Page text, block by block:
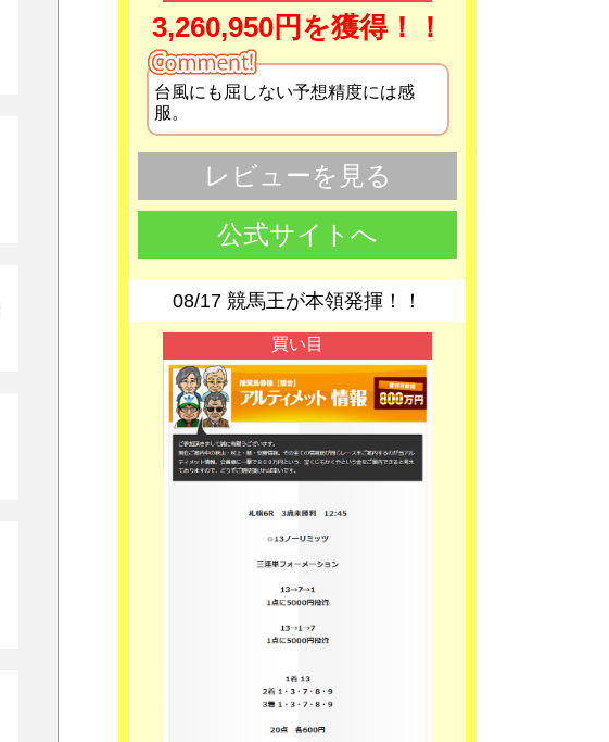
3,260,950円を獲得！！
台風にも屈しない予想精度には感
服。
レビューを見る
公式サイトへ
08/17 競馬王が本領発揮！！
買い目